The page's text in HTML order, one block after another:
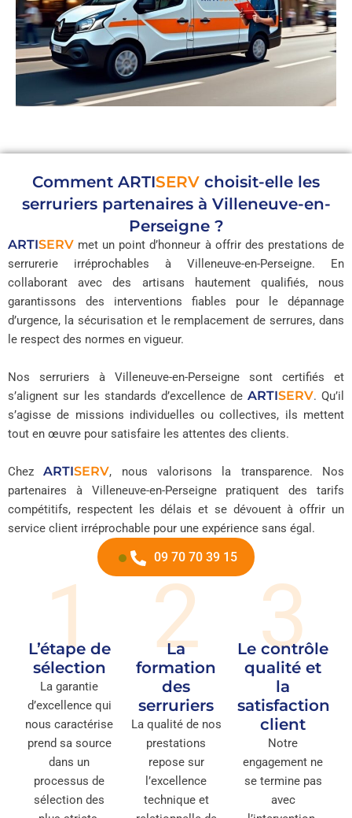
Comment ARTISERV choisit-elle les
serruriers partenaires à Villeneuve-en-
Perseigne ?
ARTISERV met un point d’honneur à offrir des prestations de
serrurerie irréprochables à Villeneuve-en-Perseigne. En
collaborant avec des artisans hautement qualifiés, nous
garantissons des interventions fiables pour le dépannage
d’urgence, la sécurisation et le remplacement de serrures, dans
le respect des normes en vigueur.
Nos serruriers à Villeneuve-en-Perseigne sont certifiés et
s’alignent sur les standards d’excellence de ARTISERV. Qu’il
s’agisse de missions individuelles ou collectives, ils mettent
tout en œuvre pour satisfaire les attentes des clients.
ChezARTISERV, nous valorisons la transparence. Nos
partenaires à Villeneuve-en-Perseigne pratiquent des tarifs
compétitifs, respectent les délais et se dévouent à offrir un
service client irréprochable pour une expérience sans égal.
09 70 70 39 15
1
L’étape de
sélection
La garantie
d’excellence qui
nous caractérise
prend sa source
dans un
processus de
sélection des
2
La
formation
des
serruriers
La qualité de nos
prestations
repose sur
l’excellence
technique et
3
Le contrôle
qualité et
la
satisfaction
client
Notre
engagement ne
se termine pas
avec